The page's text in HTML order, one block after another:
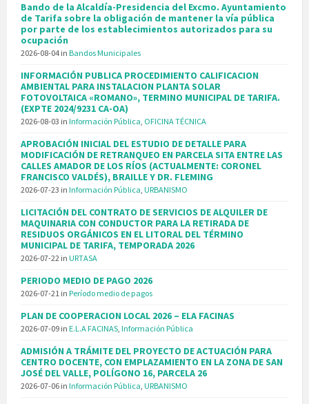
Bando de la Alcaldía-Presidencia del Excmo. Ayuntamiento
de Tarifa sobre la obligación de mantener la vía pública
por parte de los establecimientos autorizados para su
ocupación
2026-08-04 in Bandos Municipales
INFORMACIÓN PUBLICA PROCEDIMIENTO CALIFICACION
AMBIENTAL PARA INSTALACION PLANTA SOLAR
FOTOVOLTAICA «ROMANO», TERMINO MUNICIPAL DE TARIFA.
(EXPTE 2024/9231 CA-OA)
2026-08-03 in Información Pública, OFICINA TÉCNICA
APROBACIÓN INICIAL DEL ESTUDIO DE DETALLE PARA
MODIFICACIÓN DE RETRANQUEO EN PARCELA SITA ENTRE LAS
CALLES AMADOR DE LOS RÍOS (ACTUALMENTE: CORONEL
FRANCISCO VALDÉS), BRAILLE Y DR. FLEMING
2026-07-23 in Información Pública, URBANISMO
LICITACIÓN DEL CONTRATO DE SERVICIOS DE ALQUILER DE
MAQUINARIA CON CONDUCTOR PARA LA RETIRADA DE
RESIDUOS ORGÁNICOS EN EL LITORAL DEL TÉRMINO
MUNICIPAL DE TARIFA, TEMPORADA 2026
2026-07-22 in URTASA
PERIODO MEDIO DE PAGO 2026
2026-07-21 in Período medio de pagos
PLAN DE COOPERACION LOCAL 2026 – ELA FACINAS
2026-07-09 in E.L.A FACINAS, Información Pública
ADMISIÓN A TRÁMITE DEL PROYECTO DE ACTUACIÓN PARA
CENTRO DOCENTE, CON EMPLAZAMIENTO EN LA ZONA DE SAN
JOSÉ DEL VALLE, POLÍGONO 16, PARCELA 26
2026-07-06 in Información Pública, URBANISMO